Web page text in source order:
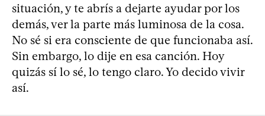
situación, y te abrís a dejarte ayudar por los
demás, ver la parte más luminosa de la cosa.
No sé si era consciente de que funcionaba así.
Sin embargo, lo dije en esa canción. Hoy
quizás sí lo sé, lo tengo claro. Yo decido vivir
así.